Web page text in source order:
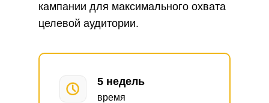
кампании для максимального охвата
целевой аудитории.
5 недель
время